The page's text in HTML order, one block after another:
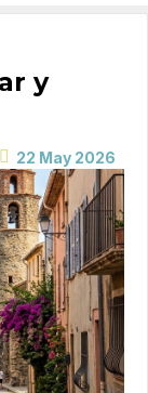
y
22 May 2026